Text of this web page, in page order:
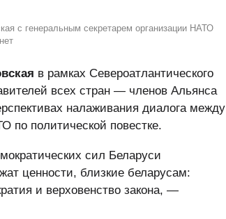
с генеральным секретарем организации НАТО
в рамках Североатлантического
всех стран — членов Альянса
налаживания диалога между
по политической повестке.
сил Беларуси
ценности, близкие беларусам:
и верховенство закона, —